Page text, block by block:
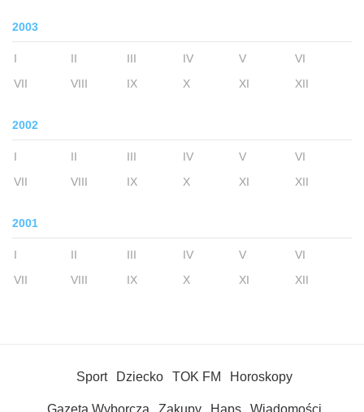
2003
I II III IV V
VI
VII
VIII IX X XI XII
2002
I II III IV V
VI
VII
VIII IX X XI XII
2001
I II III IV V
VI
VII
VIII IX X XI XII
Sport Dziecko TOK FM Horoskopy
Gazeta Wyborcza Zakupy Haps Wiadomości